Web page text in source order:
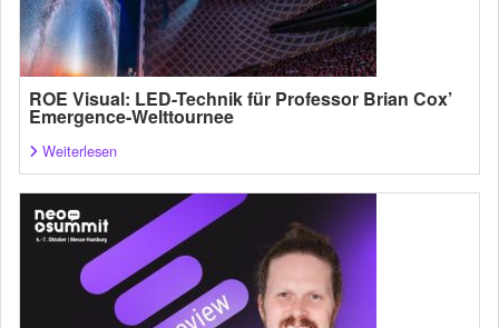
ROE Visual: LED-Technik für Professor Brian Cox’
Emergence-Welttournee
Weiterlesen